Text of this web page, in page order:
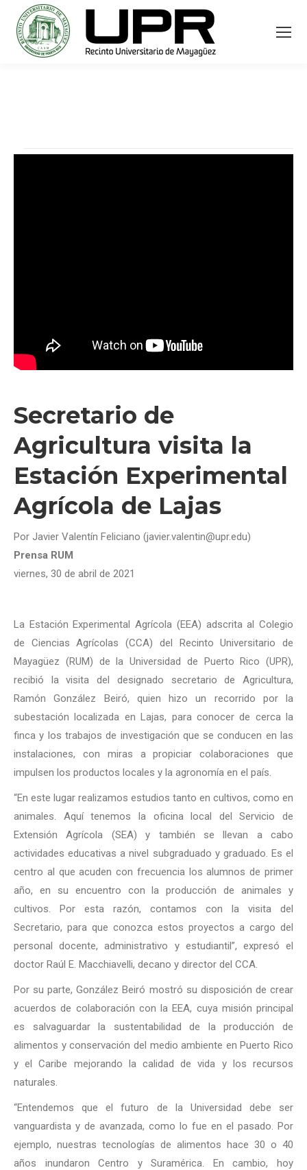
Secretario de
Agricultura visita la
Estación Experimental
Agrícola de Lajas
Por Javier Valentín Feliciano (javier.valentin@upr.edu)
Prensa RUM
viernes, 30 de abril de 2021
La Estación Experimental Agrícola (EEA) adscrita al Colegio
de Ciencias Agrícolas (CCA) del Recinto Universitario de
Mayagüez (RUM) de la Universidad de Puerto Rico (UPR),
recibió la visita del designado secretario de Agricultura,
Ramón González Beiró, quien hizo un recorrido por la
subestación localizada en Lajas, para conocer de cerca la
finca y los trabajos de investigación que se conducen en las
instalaciones, con miras a propiciar colaboraciones que
impulsen los productos locales y la agronomía en el país.
“En este lugar realizamos estudios tanto en cultivos, como en
animales. Aquí tenemos la oficina local del Servicio de
Extensión Agrícola (SEA) y también se llevan a cabo
actividades educativas a nivel subgraduado y graduado. Es el
centro al que acuden con frecuencia los alumnos de primer
año, en su encuentro con la producción de animales y
cultivos. Por esta razón, contamos con la visita del
Secretario, para que conozca estos proyectos a cargo del
personal docente, administrativo y estudiantil”, expresó el
doctor Raúl E. Macchiavelli, decano y director del CCA.
Por su parte, González Beiró mostró su disposición de crear
acuerdos de colaboración con la EEA, cuya misión principal
es salvaguardar la sustentabilidad de la producción de
alimentos y conservación del medio ambiente en Puerto Rico
y el Caribe mejorando la calidad de vida y los recursos
naturales.
“Entendemos que el futuro de la Universidad debe ser
vanguardista y de avanzada, como lo fue en el pasado. Por
ejemplo, nuestras tecnologías de alimentos hace 30 o 40
años inundaron Centro y Suramérica. En cambio, hoy